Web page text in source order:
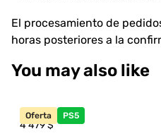
El procesamiento de
horas posteriores a la
You may also like
Oferta PS5
4 479$